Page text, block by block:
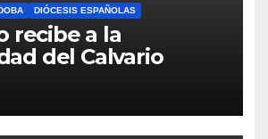
DIÓCESIS ESPAÑOLAS
recibe a la
del Calvario